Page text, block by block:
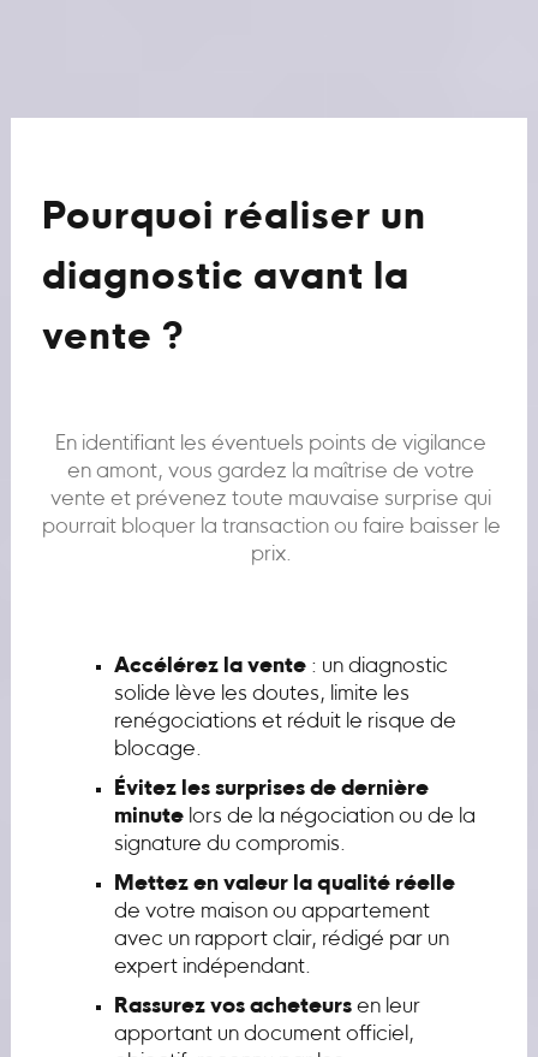
Pourquoi réaliser un
diagnostic avant la
vente ?
En identifiant les éventuels points de vigilance
en amont, vous gardez la maîtrise de votre
vente et prévenez toute mauvaise surprise qui
pourrait bloquer la transaction ou faire baisser le
prix.
Accélérez la vente: un diagnostic
solide lève les doutes, limite les
renégociations et réduit le risque de
blocage.
Évitez les surprises de dernière
minutelors de la négociation ou de la
signature du compromis.
Mettez en valeur la qualité réelle
de votre maison ou appartement
avec un rapport clair, rédigé par un
expert indépendant.
Rassurez vos acheteursen leur
apportant un document officiel,